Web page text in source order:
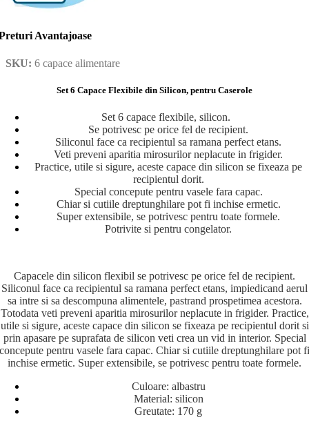
Avantajoase
SKU: 6 capace alimentare
Set 6 Capace Flexibile din Silicon, pentru Caserole
Set 6 capace flexibile, silicon.
Se potrivesc pe orice fel de recipient.
Siliconul face ca recipientul sa ramana perfect etans.
Veti preveni aparitia mirosurilor neplacute in frigider.
Practice, utile si sigure, aceste capace din silicon se fixeaza pe
recipientul dorit.
Special concepute pentru vasele fara capac.
Chiar si cutiile dreptunghilare pot fi inchise ermetic.
Super extensibile, se potrivesc pentru toate formele.
Potrivite si pentru congelator.
Capacele din silicon flexibil se potrivesc pe orice fel de recipient.
Siliconul face ca recipientul sa ramana perfect etans, impiedicand aerul
sa intre si sa descompuna alimentele, pastrand prospetimea acestora.
Totodata veti preveni aparitia mirosurilor neplacute in frigider. Practice,
utile si sigure, aceste capace din silicon se fixeaza pe recipientul dorit si
prin apasare pe suprafata de silicon veti crea un vid in interior. Special
concepute pentru vasele fara capac. Chiar si cutiile dreptunghilare pot fi
inchise ermetic. Super extensibile, se potrivesc pentru toate formele.
Culoare: albastru
Material: silicon
Greutate: 170 g